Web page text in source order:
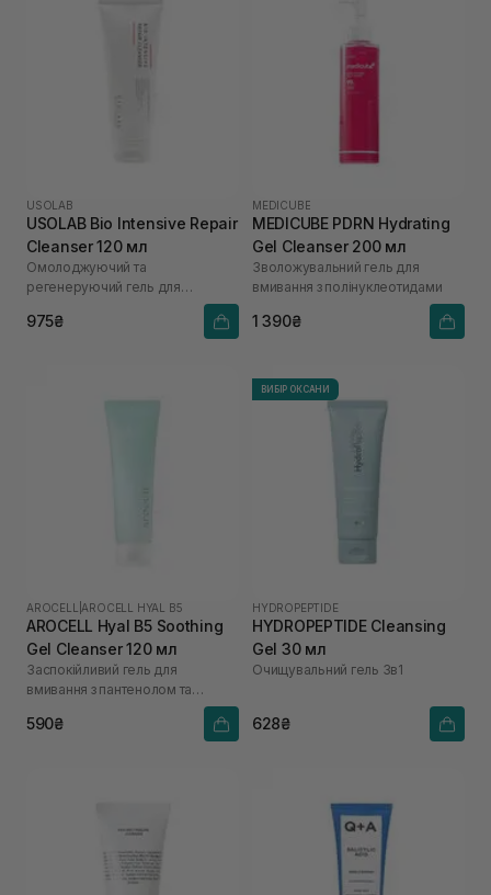
USOLAB
USOLAB Bio Intensive Repair
Cleanser 120 мл
Омолоджуючий та
регенеруючий гель для
975₴
MEDICUBE
MEDICUBE PDRN Hydrating
Gel Cleanser 200 мл
Зволожувальний гель для
вмивання з полінуклеотидами
1 390₴
AROCELL AROCELL HYAL B5
AROCELL Hyal B5 Soothing
Gel Cleanser 120 мл
Заспокійливий гель для
вмивання з пантенолом та
590₴
ВИБІР ОКСАНИ
HYDROPEPTIDE
HYDROPEPTIDE Cleansing
Gel 30 мл
Очищувальний гель 3в1
628₴